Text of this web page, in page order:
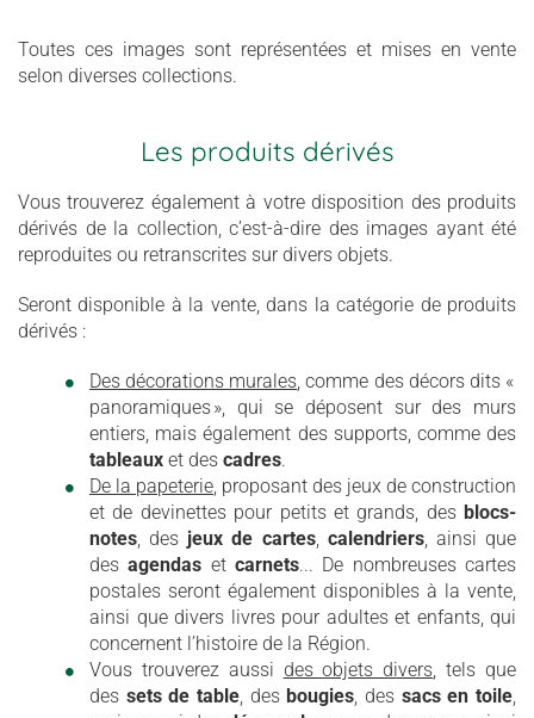
Toutes ces images sont représentées et mises en vente
selon diverses collections.
Les produits dérivés
Vous trouverez également à votre disposition des produits
dérivés de la collection, c’est-à-dire des images ayant été
reproduites ou retranscrites sur divers objets.
Seront disponible à la vente, dans la catégorie de produits
dérivés :
Des décorations murales, comme des décors dits «
panoramiques », qui se déposent sur des murs
entiers, mais également des supports, comme des
tableaux et des cadres.
De la papeterie, proposant des jeux de construction
et de devinettes pour petits et grands, des blocs-
notes, des jeux de cartes, calendriers, ainsi que
desagendas etcarnets... De nombreuses cartes
postales seront également disponibles à la vente,
ainsi que divers livres pour adultes et enfants, qui
concernent l’histoire de la Région.
Vous trouverez aussi des objets divers, tels que
des sets de table, desbougies, des sacs en toile,